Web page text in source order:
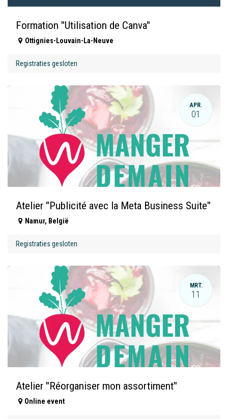
Formation "Utilisation de Canva"
Ottignies-Louvain-La-Neuve
Registraties gesloten
APR.
01
Atelier "Publicité avec la Meta Business Suite"
Namur, België
Registraties gesloten
MRT.
11
Atelier "Réorganiser mon assortiment"
Online event